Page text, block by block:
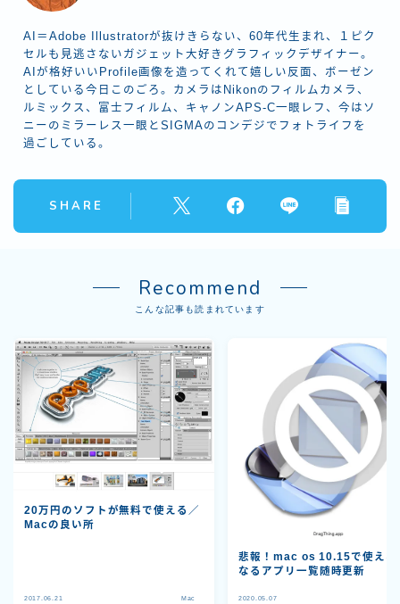
AI＝Adobe Illustratorが抜けきらない、60年代生まれ、１ピク
セルも見逃さないガジェット大好きグラフィックデザイナー。
AIが格好いいProfile画像を造ってくれて嬉しい反面、ボーゼン
としている今日このごろ。カメラはNikonのフィルムカメラ、
ルミックス、富士フィルム、キャノンAPS-C一眼レフ、今はソ
ニーのミラーレス一眼とSIGMAのコンデジでフォトライフを
過ごしている。
SHARE
Recommend
こんな記事も読まれています
20万円のソフトが無料で使える／
Macの良い所
2017.06.21 Mac
悲報！mac os 10.15で使えな
なるアプリ一覧随時更新
2020.05.07